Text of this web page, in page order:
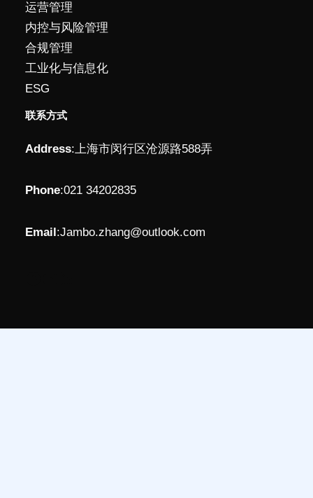
运营管理
内控与风险管理
合规管理
工业化与信息化
ESG
联系方式
Address: 上海市闵行区沧源路588弄
Phone:021 34202835
Email:Jambo.zhang@outlook.com